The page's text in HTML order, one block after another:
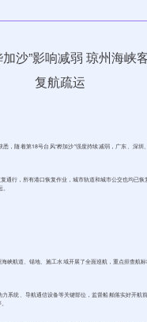
，随着第18号台风“桦加沙”强度持续减弱，广东、深圳
通行，所有港口恢复作业，城市轨道和城市公交也均已恢
峡航道、锚地、施工水域开展了全面巡航，重点排查航
系统、导航通信设备等关键部位，监督船舶落实好开航前